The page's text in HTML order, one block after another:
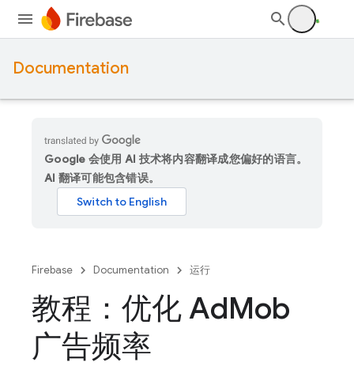
Documentation
Google 会使用 AI 技术将内容翻译成您偏好的语言。
AI 翻译可能包含错误。
Firebase Documentation 运行
教程：优化 AdMob
广告频率